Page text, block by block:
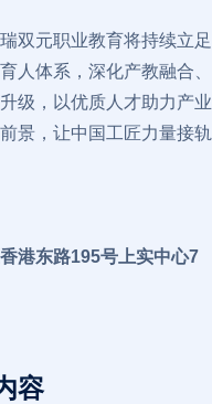
双元职业教育将持续立足
人体系，深化产教融合、
级，以优质人才助力产业
景，让中国工匠力量接轨
港东路195号上实中心7
容